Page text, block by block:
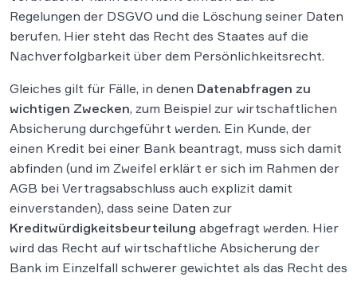
Regelungen der DSGVO und die Löschung seiner Daten
berufen. Hier steht das Recht des Staates auf die
Nachverfolgbarkeit über dem Persönlichkeitsrecht.
Gleiches gilt für Fälle, in denen Datenabfragen zu
wichtigen Zwecken, zum Beispiel zur wirtschaftlichen
Absicherung durchgeführt werden. Ein Kunde, der
einen Kredit bei einer Bank beantragt, muss sich damit
abfinden (und im Zweifel erklärt er sich im Rahmen der
AGB bei Vertragsabschluss auch explizit damit
einverstanden), dass seine Daten zur
Kreditwürdigkeitsbeurteilung abgefragt werden. Hier
wird das Recht auf wirtschaftliche Absicherung der
Bank im Einzelfall schwerer gewichtet als das Recht des